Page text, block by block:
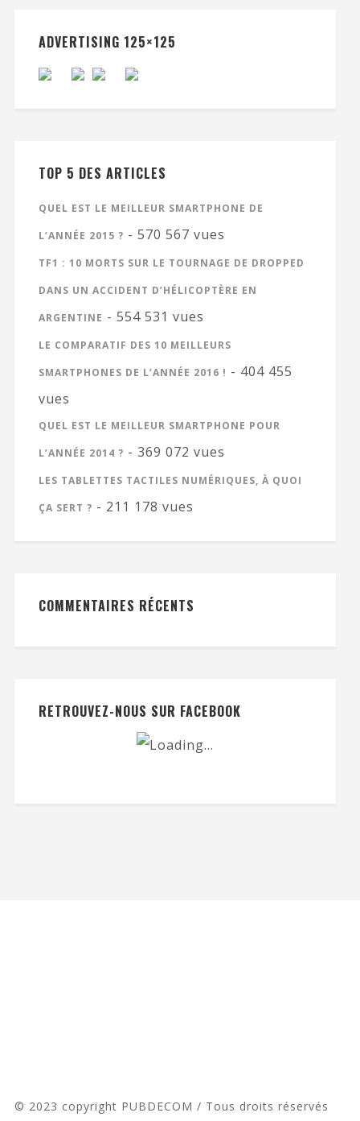
ADVERTISING 125×125
TOP 5 DES ARTICLES
QUEL EST LE MEILLEUR SMARTPHONE DE
L’ANNÉE 2015 ? - 570 567 vues
TF1 : 10 MORTS SUR LE TOURNAGE DE DROPPED
DANS UN ACCIDENT D’HÉLICOPTÈRE EN
ARGENTINE - 554 531 vues
LE COMPARATIF DES 10 MEILLEURS
SMARTPHONES DE L’ANNÉE 2016 ! - 404 455
vues
QUEL EST LE MEILLEUR SMARTPHONE POUR
L’ANNÉE 2014 ? - 369 072 vues
LES TABLETTES TACTILES NUMÉRIQUES, À QUOI
ÇA SERT ? - 211 178 vues
COMMENTAIRES RÉCENTS
RETROUVEZ-NOUS SUR FACEBOOK
© 2023 copyright PUBDECOM / Tous droits réservés